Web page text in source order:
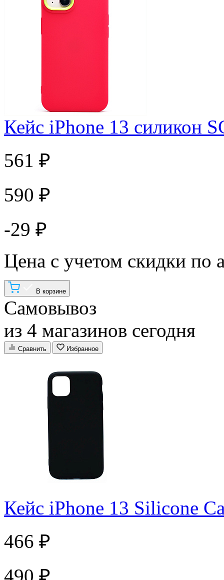
Кейс iPhone 13 силикон
561 ₽
590 ₽
-29 ₽
Цена с учетом скидки по
В корзине
Самовывоз
из 4 магазинов сегодня
Сравнить Избранное
Кейс iPhone 13 Silicone
466 ₽